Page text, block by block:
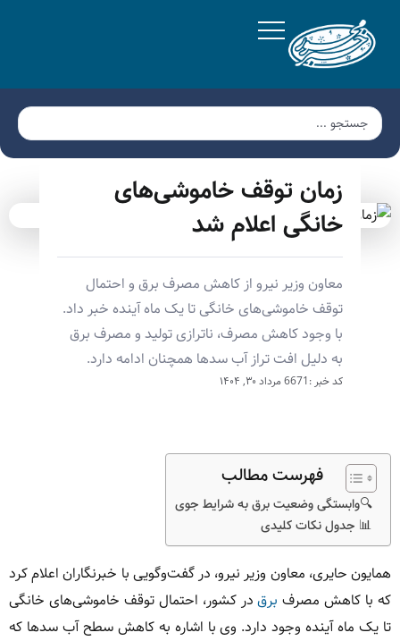
زمان توقف خاموشی‌های
خانگی اعلام شد
معاون وزیر نیرو از کاهش مصرف برق و احتمال
توقف خاموشی‌های خانگی تا یک ماه آینده خبر داد.
با وجود کاهش مصرف، ناترازی تولید و مصرف برق
به دلیل افت تراز آب سدها همچنان ادامه دارد.
کد خبر :6671 مرداد ۳۰, ۱۴۰۴
فهرست مطالب
🔍وابستگی وضعیت برق به شرایط جوی
📊 جدول نکات کلیدی
همایون حایری، معاون وزیر نیرو، در گفت‌وگویی با خبرنگاران اعلام کرد
که با کاهش مصرف برقدر کشور، احتمال توقف خاموشی‌های خانگی
تا یک ماه آینده وجود دارد. وی با اشاره به کاهش سطح آب سدها که